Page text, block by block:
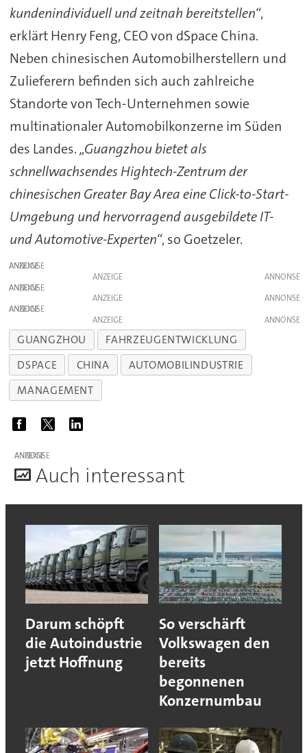
kundenindividuell und zeitnah bereitstellen“,
erklärt Henry Feng, CEO von dSpace China.
Neben chinesischen Automobilherstellern und
Zulieferern befinden sich auch zahlreiche
Standorte von Tech-Unternehmen sowie
multinationaler Automobilkonzerne im Süden
des Landes.„Guangzhou bietet als
schnellwachsendes Hightech-Zentrum der
chinesischen Greater Bay Area eine Click-to-Start-
Umgebung und hervorragend ausgebildete IT-
und Automotive-Experten“, so Goetzeler.
ANZEIGE
ANZEIGE
ANZEIGE
ANZEIGE
ANZEIGE
ANZEIGE
GUANGZHOU
FAHRZEUGENTWICKLUNG
DSPACE
CHINA
AUTOMOBILINDUSTRIE
MANAGEMENT
ANZEIGE
Auch interessant
Darum schöpft
die Autoindustrie
jetzt Hoffnung
So verschärft
Volkswagen den
bereits
begonnenen
Konzernumbau